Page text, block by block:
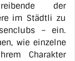
der
im Städtli zu
– ein.
wie einzelne
Charakter